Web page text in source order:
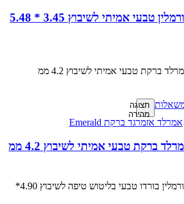
0.21 קראט טורמלין טבעי אמיתי לשיבוץ 3.45 * 5.48
תצוגה
מהירה
אמרלד אזמרגד ברקת Emerald